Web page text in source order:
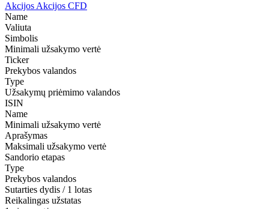
Akcijos Akcijos CFD
Name
Valiuta
Simbolis
Minimali užsakymo vertė
Ticker
Prekybos valandos
Type
Užsakymų priėmimo valandos
ISIN
Name
Minimali užsakymo vertė
Aprašymas
Maksimali užsakymo vertė
Sandorio etapas
Type
Prekybos valandos
Sutarties dydis / 1 lotas
Reikalingas užstatas